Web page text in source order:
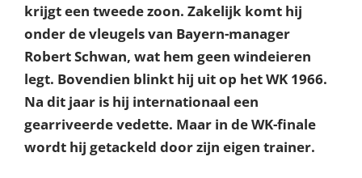
krijgt een tweede zoon. Zakelijk komt hij
onder de vleugels van Bayern-manager
Robert Schwan, wat hem geen windeieren
legt. Bovendien blinkt hij uit op het WK 1966.
Na dit jaar is hij internationaal een
gearriveerde vedette. Maar in de WK-finale
wordt hij getackeld door zijn eigen trainer.